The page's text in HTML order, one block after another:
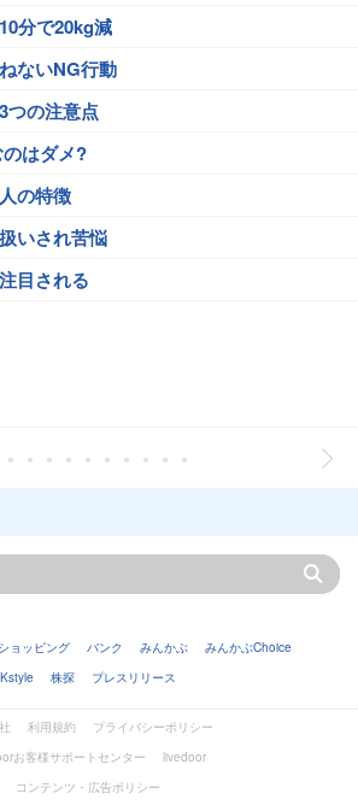
分で20kg減
ないNG行動
つの注意点
はダメ?
の特徴
いされ苦悩
目される
ショッピング バンク みんかぶ
みんかぶChoice
Kstyle
株探 プレスリリース
利用規約
プライバシーポリシー
お客様サポートセンター
livedoor
コンテンツ・広告ポリシー